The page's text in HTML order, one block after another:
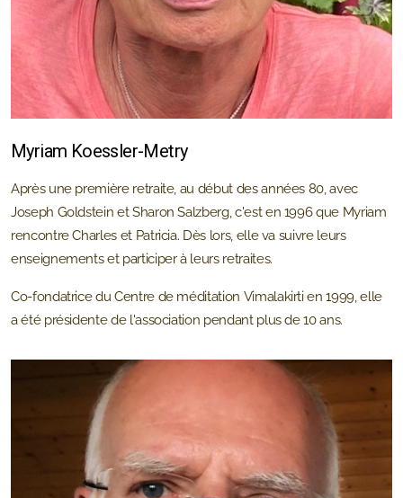
Myriam Koessler-Metry
Après une première retraite, au début des années 80, avec
Joseph Goldstein et Sharon Salzberg, c'est en 1996 que Myriam
rencontre Charles et Patricia. Dès lors, elle va suivre leurs
enseignements et participer à leurs retraites.
Co-fondatrice du Centre de méditation Vimalakirti en 1999, elle
a été présidente de l'association pendant plus de 10 ans.